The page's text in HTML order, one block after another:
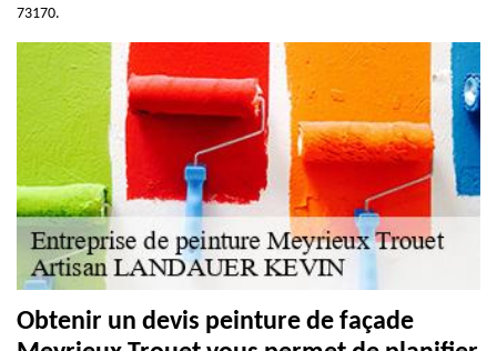
73170.
Obtenir un devis peinture de façade